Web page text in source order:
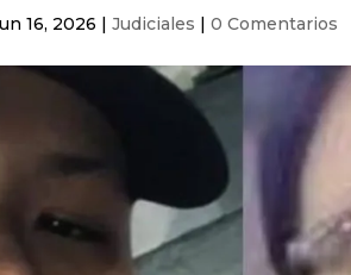
16, 2026 |Judiciales |0 Comentarios